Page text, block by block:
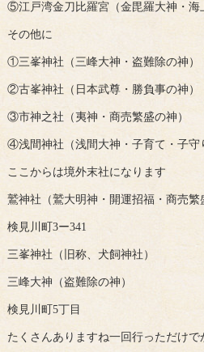
⑤江戸湾金刀比羅宮（金毘羅大神・海
その他に
①三峯神社（三峰大神・盗難除の神）
②古峯神社（日本武尊・勝負事の神）
③市神之社（夷神・商売繁盛の神）
④浅間神社（浅間大神・子育て・子守
ここからは境外末社になります
鷲神社（鷲大明神・開運招福・商売繁
検見川町3ー341
三峯神社（旧称、犬飼神社）
三峰大神（盗難除の神）
検見川町5丁目
たくさんありますね一回行っただけで